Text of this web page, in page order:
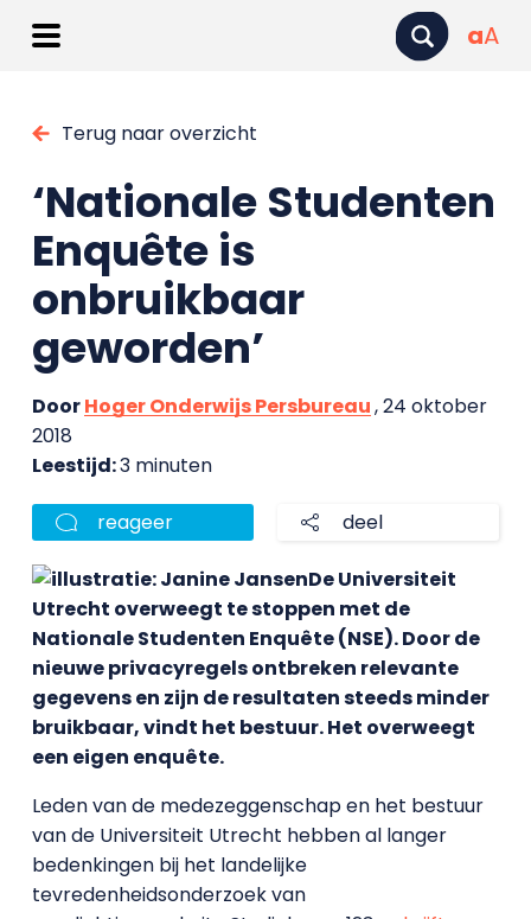
aA
Terug naar overzicht
‘Nationale Studenten
Enquête is
onbruikbaar
geworden’
DoorHoger Onderwijs Persbureau, 24 oktober
2018
Leestijd:3 minuten
reageer deel
De Universiteit
Utrecht overweegt te stoppen met de
Nationale Studenten Enquête (NSE). Door de
nieuwe privacyregels ontbreken relevante
gegevens en zijn de resultaten steeds minder
bruikbaar, vindt het bestuur. Het overweegt
een eigen enquête.
Leden van de medezeggenschap en het bestuur
van de Universiteit Utrecht hebben al langer
bedenkingen bij het landelijke
tevredenheidsonderzoek van